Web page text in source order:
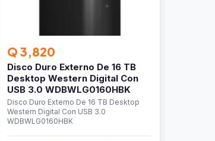
Q 3,820
Disco Duro Externo De 16 TB
Desktop Western Digital Con
USB 3.0 WDBWLG0160HBK
Disco Duro Externo De 16 TB Desktop
Western Digital Con USB 3.0
WDBWLG0160HBK